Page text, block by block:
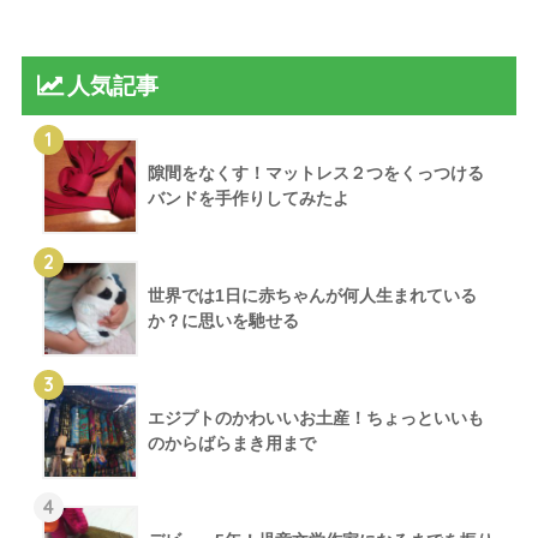
人気記事
1
隙間をなくす！マットレス２つをくっつける
バンドを手作りしてみたよ
2
世界では1日に赤ちゃんが何人生まれている
か？に思いを馳せる
3
エジプトのかわいいお土産！ちょっといいも
のからばらまき用まで
4